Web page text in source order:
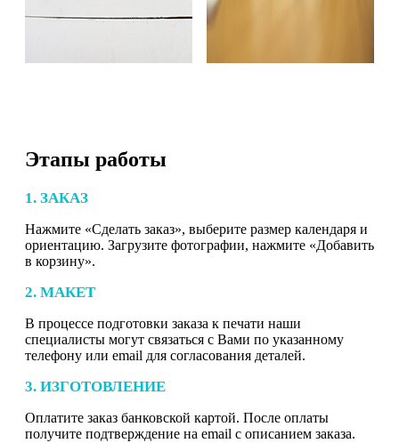
Этапы работы
1. ЗАКАЗ
Нажмите «Сделать заказ», выберите размер календаря и
ориентацию. Загрузите фотографии, нажмите «Добавить
в корзину».
2. МАКЕТ
В процессе подготовки заказа к печати наши
специалисты могут связаться с Вами по указанному
телефону или email для согласования деталей.
3. ИЗГОТОВЛЕНИЕ
Оплатите заказ банковской картой. После оплаты
получите подтверждение на email с описанием заказа.